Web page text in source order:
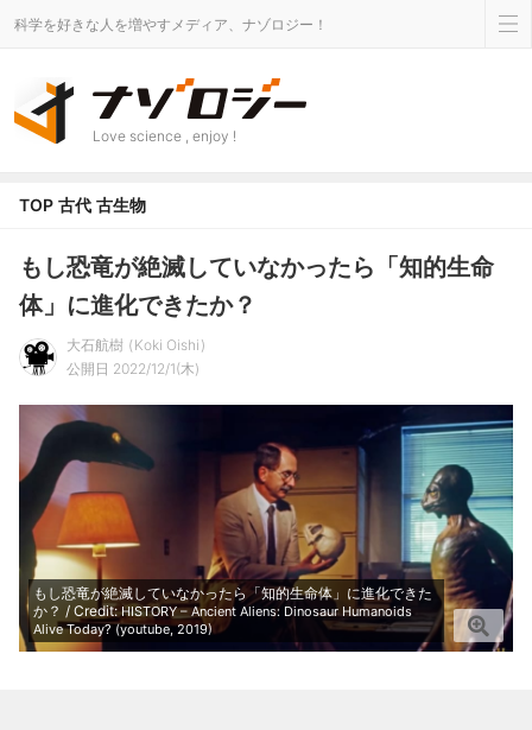
科学を好きな人を増やすメディア、ナゾロジー！
Love science , enjoy !
TOP 古代 古生物
もし恐竜が絶滅していなかったら「知的生命
体」に進化できたか？
大石航樹
Koki Oishi
公開日 2022/12/1(木)
もし恐竜が絶滅していなかったら「知的生命体」に進化できた
か？ / Credit:HISTORY – Ancient Aliens: Dinosaur Humanoids
Alive Today? (youtube, 2019)